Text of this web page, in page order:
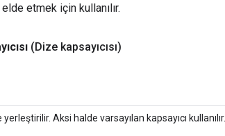
etmek için kullanılır.
(Dize kapsayıcısı)
Aksi halde varsayılan kapsayıcı kullanılır.